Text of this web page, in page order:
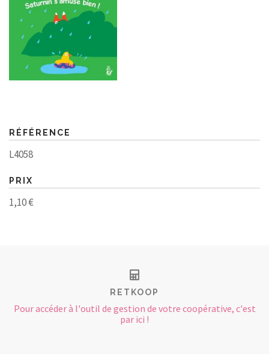
RÉFÉRENCE
L4058
PRIX
1,10 €
RETKOOP
Pour accéder à l'outil de gestion de votre coopérative, c'est
par ici !